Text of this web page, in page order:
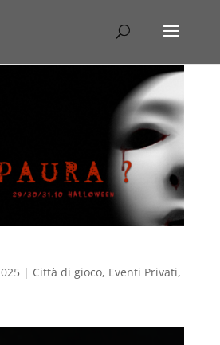
| Città di gioco, Eventi Privati,